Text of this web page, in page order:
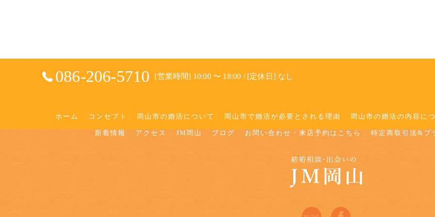
086-206-5710 [営業時間] 10:00 〜 18:00 / [定休日] なし
ホーム コンセプト 岡山市の婚活について 岡山市で婚活が必要とされる理由 岡山市の婚活の内容に
新着情報 アクセス JM岡山 ブログ お問い合わせ・来店予約はこちら 特定商取引法&プ